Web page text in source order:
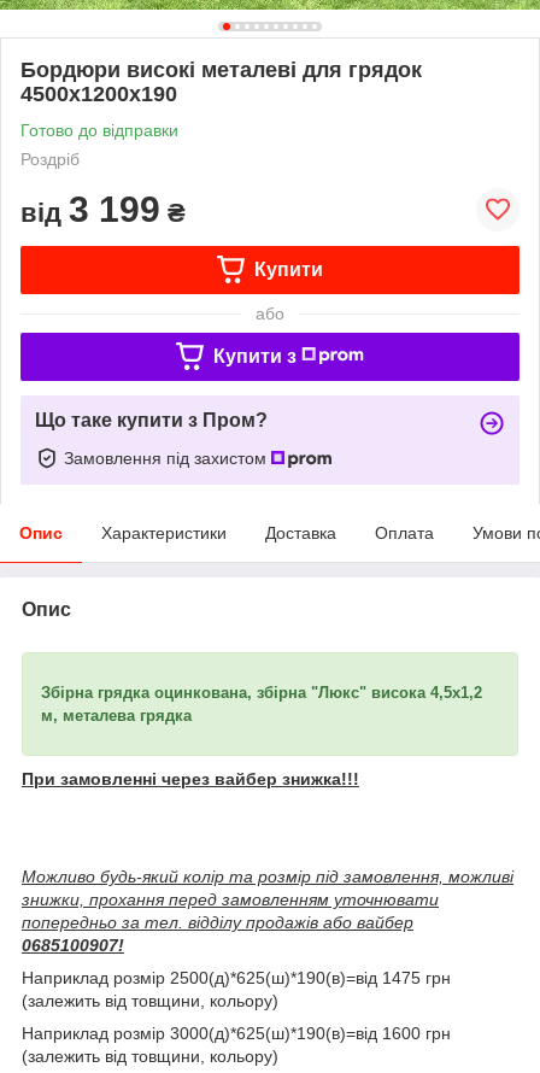
Бордюри високі металеві для грядок
4500х1200х190
Готово до відправки
Роздріб
від 3 199 ₴
Купити
або
Купити з
Що таке купити з Пром?
Замовлення під захистом
Опис Характеристики Доставка Оплата Умови
Опис
Збірна грядка оцинкована, збірна "Люкс" висока 4,5х1,2
м, металева грядка
При замовленні через вайбер знижка!!!
Можливо будь-який колір та розмір під замовлення, можливі
знижки, прохання перед замовленням уточнювати
попередньо за тел. відділу продажів або вайбер
0685100907!
Наприклад розмір 2500(д)*625(ш)*190(в)=від 1475 грн
(залежить від товщини, кольору)
Наприклад розмір 3000(д)*625(ш)*190(в)=від 1600 грн
(залежить від товщини, кольору)